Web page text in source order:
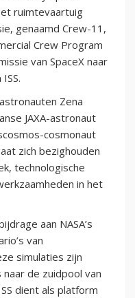
ruimtevaartuig
genaamd Crew-11,
Crew Program
van SpaceX naar
Zena
JAXA-astronaut
cosmonaut
zich bezighouden
technologische
in het
aan NASA’s
van
simulaties zijn
de zuidpool van
dient als platform